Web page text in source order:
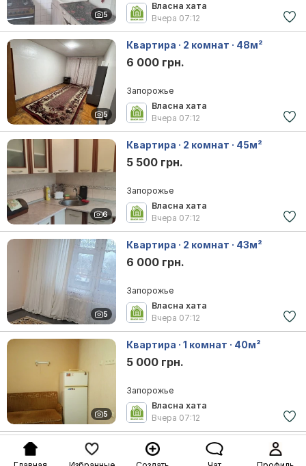
5
Власна хата
Вчера 07:12
5
Квартира · 2 комнат · 48м²
6 000 грн.
Запорожье
Власна хата
Вчера 07:12
6
Квартира · 2 комнат · 45м²
5 500 грн.
Запорожье
Власна хата
Вчера 07:12
5
Квартира · 2 комнат · 43м²
6 000 грн.
Запорожье
Власна хата
Вчера 07:12
5
Квартира · 1 комнат · 40м²
5 000 грн.
Запорожье
Власна хата
Вчера 07:12